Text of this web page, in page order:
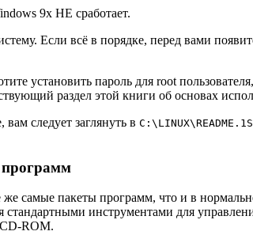
9x НЕ сработает.
Если всё в порядке, перед вами
установить пароль для root
раздел этой книги об основах
вам следует заглянуть в
программ
самые пакеты программ, что и в
стандартными инструментами для
ROM.